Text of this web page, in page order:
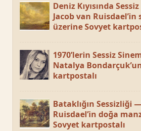
Deniz Kıyısında
Jacob van
üzerine Sovyet
1970’lerin Sessiz
Natalya
kartpostalı
Bataklığın Sessizliği
Ruisdael’in doğa
Sovyet kartpostalı